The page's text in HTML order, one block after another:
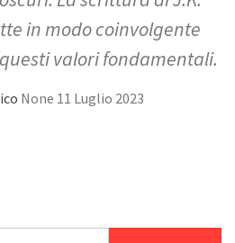
in modo coinvolgente
valori fondamentali.
None 11 Luglio 2023